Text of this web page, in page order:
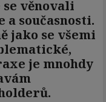
věnovali
současnosti.
jako se všemi
je mnohdy